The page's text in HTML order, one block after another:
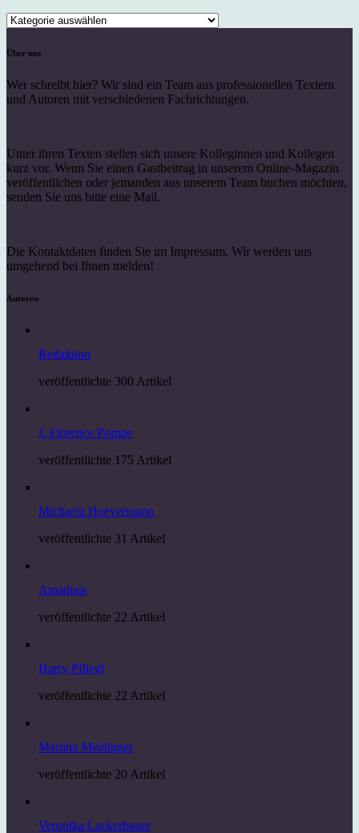
Kategorien
Über uns
Wer schreibt hier? Wir sind ein Team aus professionellen Textern
und Autoren mit verschiedenen Fachrichtungen.
Unter ihren Texten stellen sich unsere Kolleginnen und Kollegen
kurz vor. Wenn Sie einen Gastbeitrag in unserem Online-Magazin
veröffentlichen oder jemanden aus unserem Team buchen möchten,
senden Sie uns bitte eine Mail.
Die Kontaktdaten finden Sie im Impressum. Wir werden uns
umgehend bei Ihnen melden!
Autoren
Redaktion
veröffentlichte 300 Artikel
J. Florence Pompe
veröffentlichte 175 Artikel
Michaela Hoevermann
veröffentlichte 31 Artikel
Amadeus
veröffentlichte 22 Artikel
Harry Pfliegl
veröffentlichte 22 Artikel
Martina Meidinger
veröffentlichte 20 Artikel
Veronika Lackerbauer